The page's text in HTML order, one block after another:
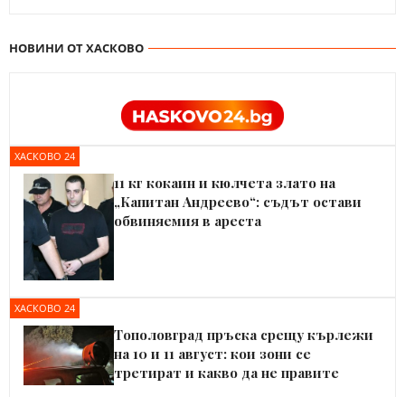
НОВИНИ ОТ ХАСКОВО
ХАСКОВО 24
11 кг кокаин и кюлчета злато на
„Капитан Андреево“: съдът остави
обвиняемия в ареста
ХАСКОВО 24
Тополовград пръска срещу кърлежи
на 10 и 11 август: кои зони се
третират и какво да не правите